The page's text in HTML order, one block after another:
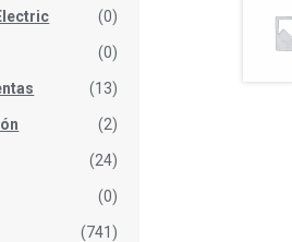
(0)
(0)
(13)
(2)
(24)
(0)
(741)